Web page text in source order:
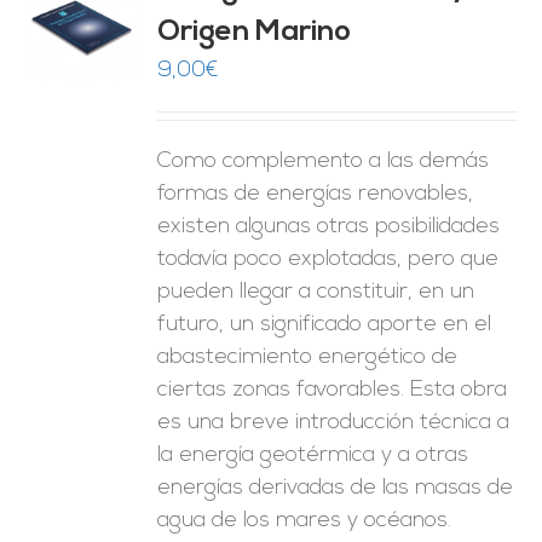
Origen Marino
9,00€
Como complemento a las demás
formas de energías renovables,
existen algunas otras posibilidades
todavía poco explotadas, pero que
pueden llegar a constituir, en un
futuro, un significado aporte en el
abastecimiento energético de
ciertas zonas favorables. Esta obra
es una breve introducción técnica a
la energía geotérmica y a otras
energías derivadas de las masas de
agua de los mares y océanos.